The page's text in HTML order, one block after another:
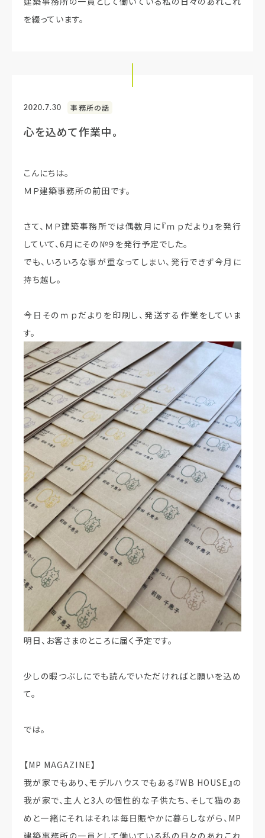
を綴っています。
2020.7.30 事務所の話
心を込めて作業中。
こんにちは。
ＭＰ建築事務所の前田です。
さて、ＭＰ建築事務所では偶数月に『ｍｐだより』を発行
していて、6月にその№９を発行予定でした。
でも、いろいろな事が重なってしまい、発行できず今月に
持ち越し。
今日そのｍｐだよりを印刷し、発送する作業をしていま
す。
明日、お客さまのところに届く予定です。
少しの暇つぶしにでも読んでいただければと願いを込め
て。
では。
【MP MAGAZINE】
我が家でもあり、モデルハウスでもある『WB HOUSE』の
我が家で、主人と3人の個性的な子供たち、そして猫のあ
めと一緒にそれはそれは毎日賑やかに暮らしながら、MP